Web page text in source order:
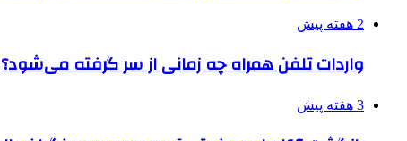
2 هفته پیش
واردات تلفن همراه چه زمانی از سر گرفته می‌شود؟
3 هفته پیش